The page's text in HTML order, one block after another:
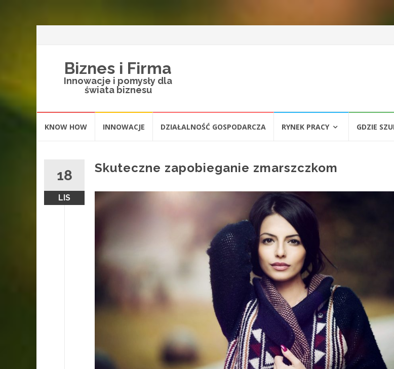
Biznes i Firma
Innowacje i pomysły dla
świata biznesu
KNOW HOW INNOWACJE DZIAŁALNOŚĆ GOSPODARCZA RYNEK PRACY GDZIE
18
LIS
Skuteczne zapobieganie zmarszczkom